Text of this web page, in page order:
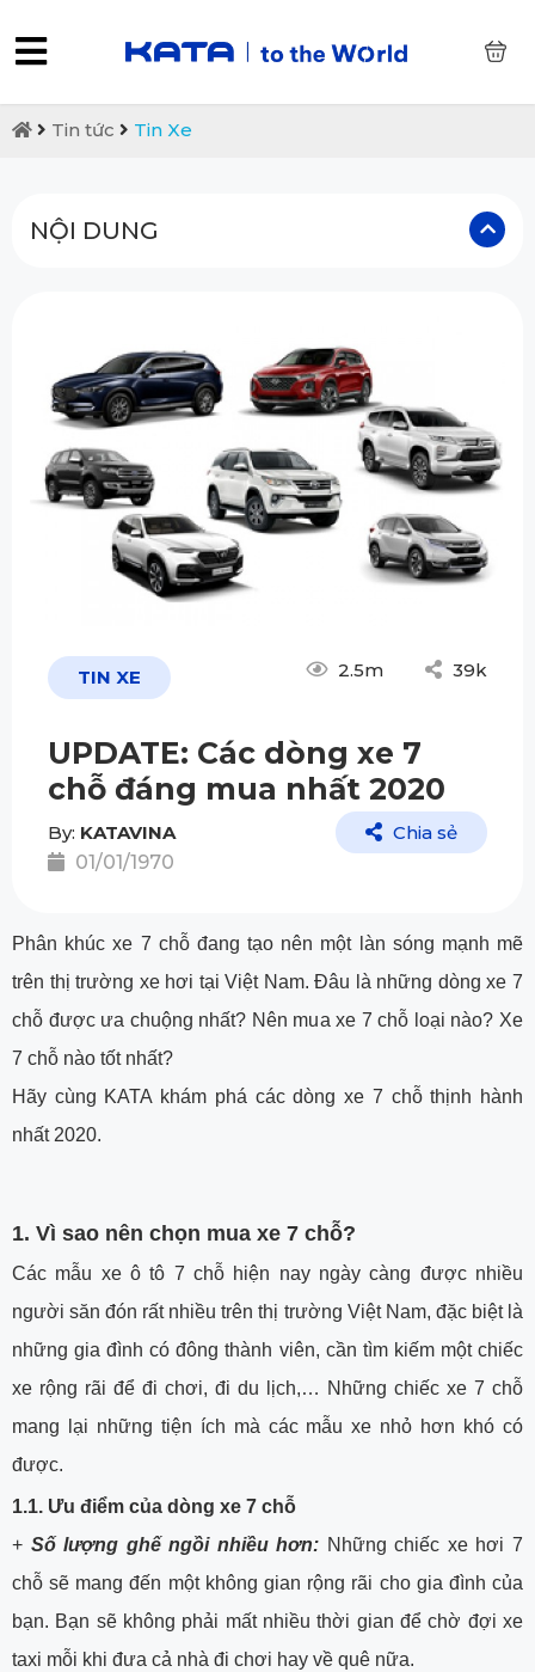
Tin tức Tin Xe
NỘI DUNG
TIN XE 2.5m 39k
UPDATE: Các dòng xe 7
chỗ đáng mua nhất 2020
By: KATAVINA
01/01/1970
Chia sẻ
Phân khúc xe 7 chỗ đang tạo nên một làn sóng mạnh mẽ
trên thị trường xe hơi tại Việt Nam. Đâu là những dòng xe 7
chỗ được ưa chuộng nhất? Nên mua xe 7 chỗ loại nào? Xe
7 chỗ nào tốt nhất?
Hãy cùng KATA khám phá các dòng xe 7 chỗ thịnh hành
nhất 2020.
1. Vì sao nên chọn mua xe 7 chỗ?
Các mẫu xe ô tô 7 chỗ hiện nay ngày càng được nhiều
người săn đón rất nhiều trên thị trường Việt Nam, đặc biệt là
những gia đình có đông thành viên, cần tìm kiếm một chiếc
xe rộng rãi để đi chơi, đi du lịch,… Những chiếc xe 7 chỗ
mang lại những tiện ích mà các mẫu xe nhỏ hơn khó có
được.
1.1. Ưu điểm của dòng xe 7 chỗ
+ Số lượng ghế ngồi nhiều hơn: Những chiếc xe hơi 7
chỗ sẽ mang đến một không gian rộng rãi cho gia đình của
bạn. Bạn sẽ không phải mất nhiều thời gian để chờ đợi xe
taxi mỗi khi đưa cả nhà đi chơi hay về quê nữa.